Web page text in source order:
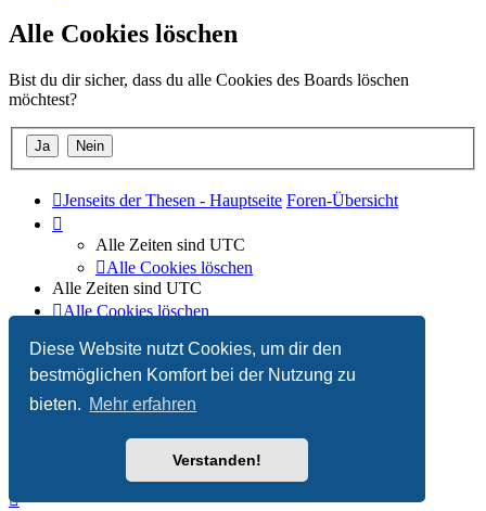
Diese Website nutzt Cookies, um dir den
bestmöglichen Komfort bei der Nutzung zu
bieten. Mehr erfahren
Verstanden!
Alle Cookies löschen
Bist du dir sicher, dass du alle Cookies des Boards löschen
möchtest?
Jenseits der Thesen - Hauptseite Foren-Übersicht
Alle Zeiten sind UTC
Alle Cookies löschen
Alle Zeiten sind UTC
Alle Cookies löschen
Powered byphpBB ® Forum Software © phpBB Limited
Deutsche Übersetzung durch phpBB.de